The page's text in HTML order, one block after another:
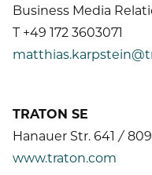
Business Media
T +49 172
TRATON SE
Hanauer Str. 641 /
www.traton.com